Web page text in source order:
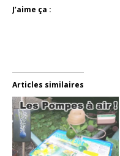
J’aime ça :
Articles similaires